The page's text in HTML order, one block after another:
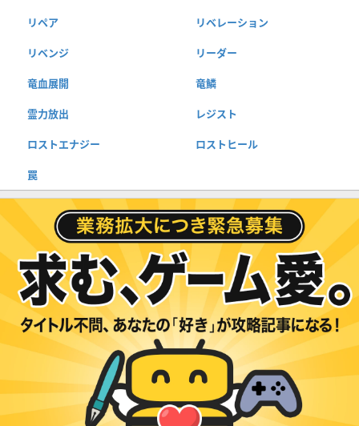
リペア リベレーション
リベンジ リーダー
竜血展開 竜鱗
霊力放出 レジスト
ロストエナジー ロストヒール
罠